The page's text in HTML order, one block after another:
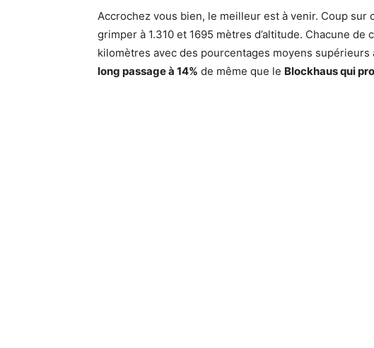
Accrochez vous bien, le meilleur est à venir. Coup
grimper à 1.310 et 1695 mètres d’altitude. Chacune
kilomètres avec des pourcentages moyens supérieurs
long passage à 14% de même que le Blockhaus qui